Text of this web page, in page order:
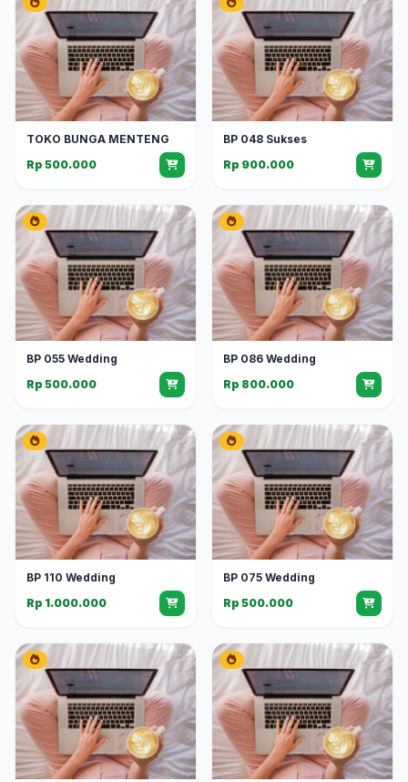
TOKO BUNGA MENTENG
Rp 500.000
BP 048 Sukses
Rp 900.000
BP 055 Wedding
Rp 500.000
BP 086 Wedding
Rp 800.000
BP 110 Wedding
Rp 1.000.000
BP 075 Wedding
Rp 500.000